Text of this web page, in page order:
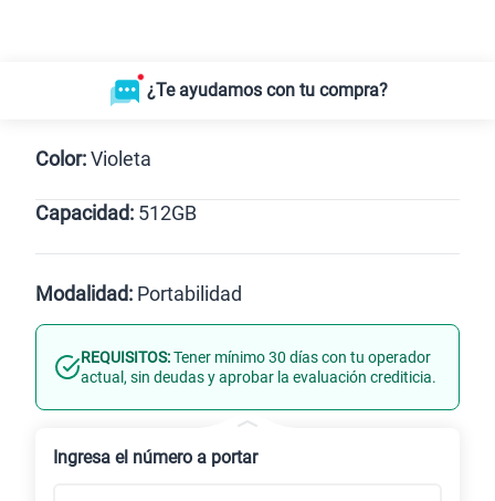
¿Te ayudamos con tu compra?
Color:Violeta
Violeta
Capacidad: 512GB
512GB
Modalidad: Portabilidad
Línea Nueva Portabilidad
REQUISITOS:Tener mínimo 30 días con tu operador
actual, sin deudas y aprobar la evaluación crediticia.
Ingresa el número a portar